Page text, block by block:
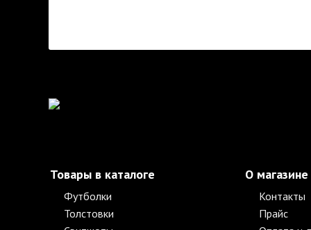
Товары в каталоге
Футболки
Толстовки
О магазине
Контакты
Прайс